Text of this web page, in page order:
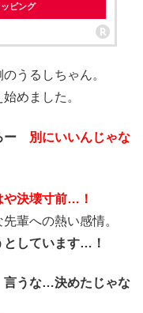
ピング
うるしちゃん。
めました。
ー
別にいいんじゃな
や決壊寸前…！
輩への熱い感情。
としています…！
うな…決めたじゃな